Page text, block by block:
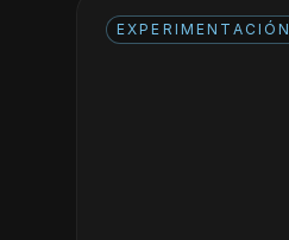
EXPERIMENTACIÓN